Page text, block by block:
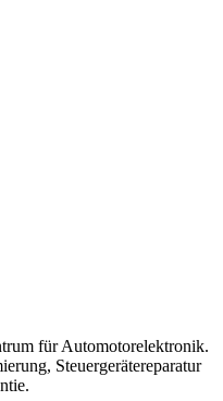
für Automotorelektronik.
Steuergerätereparatur